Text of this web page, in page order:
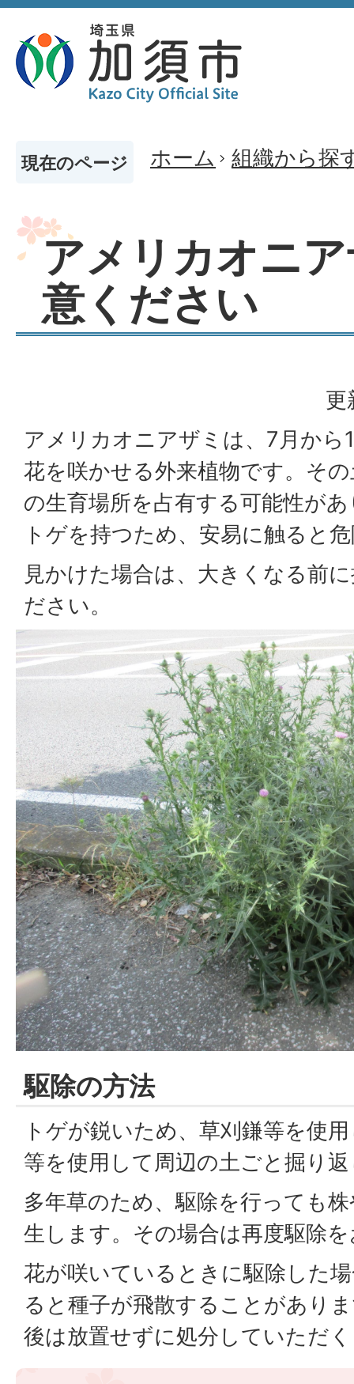
現在のページ ホーム 組織から探
アメリカオニ
意ください
更
アメリカオニアザミは、7月から
花を咲かせる外来植物です。そ
の生育場所を占有する可能性が
トゲを持つため、安易に触ると
見かけた場合は、大きくなる前
ださい。
駆除の方法
トゲが鋭いため、草刈鎌等を使
等を使用して周辺の土ごと掘り
多年草のため、駆除を行っても
生します。その場合は再度駆除
花が咲いているときに駆除した
ると種子が飛散することがあり
後は放置せずに処分していただ